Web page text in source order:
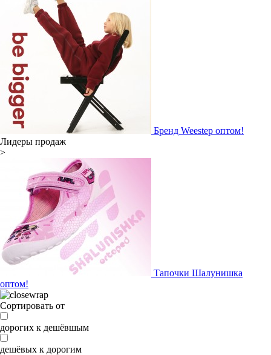
Бренд Weestep оптом!
Лидеры продаж
>
Тапочки Шалунишка
оптом!
Сортировать от
дорогих к дешёвшым
дешёвых к дорогим